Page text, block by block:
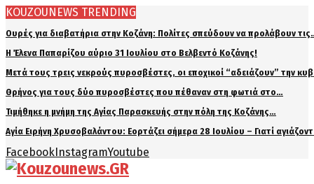
KOUZOUNEWS TRENDING
Ουρές για διαβατήρια στην Κοζάνη: Πολίτες σπεύδουν να προλάβουν
Η Έλενα Παπαρίζου αύριο 31 Ιουλίου στο Βελβεντό Κοζάνης!
Μετά τους τρεις νεκρούς πυροσβέστες, οι εποχικοί “αδειάζουν” την
Θρήνος για τους δύο πυροσβέστες που πέθαναν στη φωτιά στο…
Τιμήθηκε η μνήμη της Αγίας Παρασκευής στην πόλη της Κοζάνης…
Αγία Ειρήνη Χρυσοβαλάντου: Εορτάζει σήμερα 28 Ιουλίου – Γιατί
FacebookInstagramYoutube